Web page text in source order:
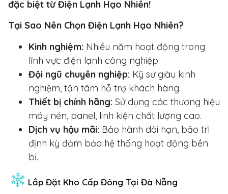
đặc biệt từ Điện Lạnh Hạo Nhiên!
Tại Sao Nên Chọn Điện Lạnh Hạo Nhiên?
Kinh nghiệm: Nhiều năm hoạt động trong
lĩnh vực điện lạnh công nghiệp.
Đội ngũ chuyên nghiệp: Kỹ sư giàu kinh
nghiệm, tận tâm hỗ trợ khách hàng.
Thiết bị chính hãng: Sử dụng các thương hiệu
máy nén, panel, linh kiện chất lượng cao.
Dịch vụ hậu mãi: Bảo hành dài hạn, bảo trì
định kỳ đảm bảo hệ thống hoạt động bền
bỉ.
Lắp Đặt Kho Cấp Đông Tại Đà Nẵng